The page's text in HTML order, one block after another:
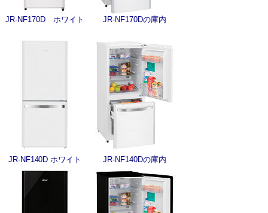
JR-NF170D ホワイト JR-NF170Dの庫内
JR-NF140D ホワイト JR-NF140Dの庫内